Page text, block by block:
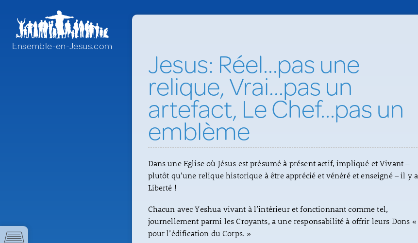
Jesus: Réel...pas une
relique, Vrai...pas un
artefact, Le Chef...pas un
emblème
Dans une Eglise où Jésus est présumé à présent actif, impliqué et Vivant –
plutôt qu’une relique historique à être apprécié et vénéré et enseigné – il y a
Liberté !
Chacun avec Yeshua vivant à l’intérieur et fonctionnant comme tel,
journellement parmi les Croyants, a une responsabilité à offrir leurs Dons «
pour l’édification du Corps. »
Ensemble-en-Jesus.com